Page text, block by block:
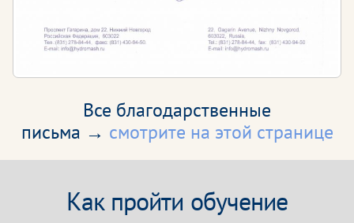
Все благодарственные
письма → смотрите на этой странице
Как пройти обучение